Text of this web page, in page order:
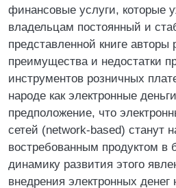
финансовые услуги, которые
владельцам постоянный и
представленной книге
преимущества и недостатки
инструментов розничных
народе как электронные
предположение, что
сетей (network-based) станут
востребованным продуктом в
динамику развития этого
внедрения электронных денег